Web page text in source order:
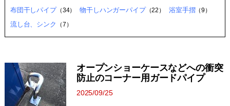
布団干しパイプ（34） 物干しハンガーパイプ（22） 浴室手摺（9）
流し台、シンク （7）
オープンショーケースなどへの衝突
防止のコーナー用ガードパイプ
2025/09/25